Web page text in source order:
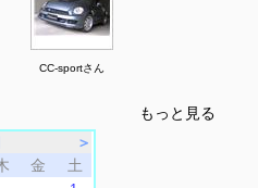
CC-sportさん
もっと見る
＞
金 土